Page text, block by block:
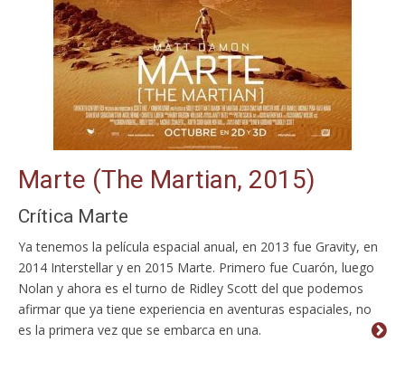
Marte (The Martian, 2015)
Crítica Marte
Ya tenemos la película espacial anual, en 2013 fue Gravity, en
2014 Interstellar y en 2015 Marte. Primero fue Cuarón, luego
Nolan y ahora es el turno de Ridley Scott del que podemos
afirmar que ya tiene experiencia en aventuras espaciales, no
es la primera vez que se embarca en una.